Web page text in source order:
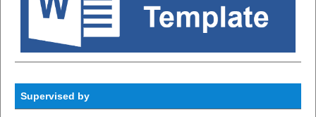
Supervised by